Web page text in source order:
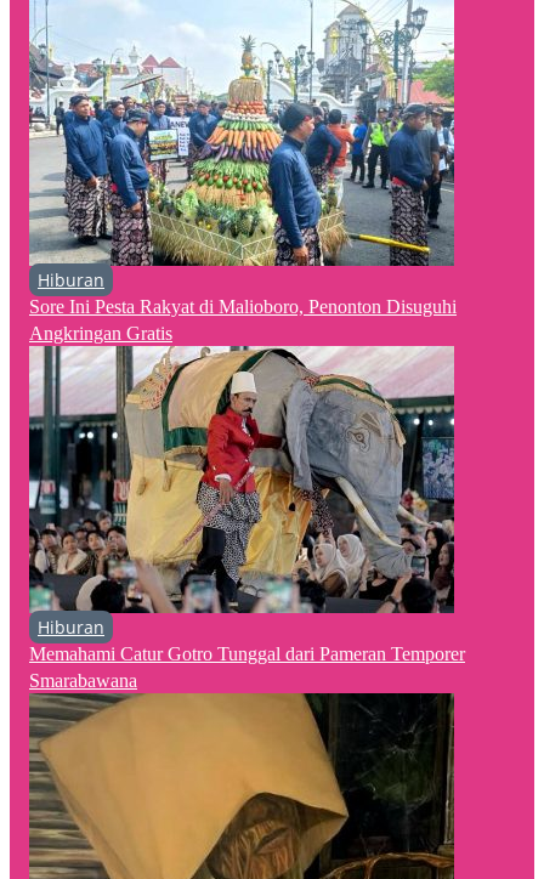
Hiburan
Sore Ini Pesta Rakyat di Malioboro, Penonton Disuguhi
Angkringan Gratis
Hiburan
Memahami Catur Gotro Tunggal dari Pameran Temporer
Smarabawana